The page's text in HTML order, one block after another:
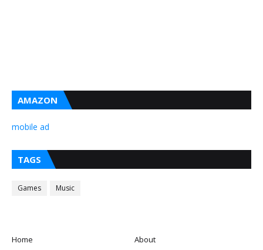
AMAZON
mobile ad
TAGS
Games Music
Home
About